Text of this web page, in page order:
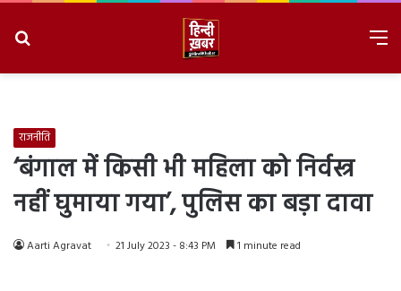
राजनीति
‘बंगाल में किसी भी महिला को निर्वस्त्र
नहीं घुमाया गया’, पुलिस का बड़ा दावा
Aarti Agravat 21 July 2023 - 8:43 PM 1 minute read